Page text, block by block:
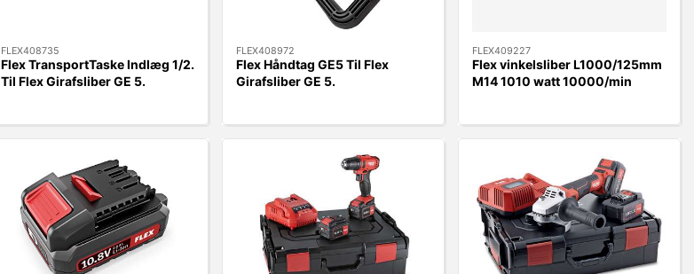
FLEX408735
Flex TransportTaske Indlæg 1/2.
Til Flex Girafsliber GE 5.
FLEX408972
Flex Håndtag GE5 Til Flex
Girafsliber GE 5.
FLEX409227
Flex vinkelsliber L1000/125mm
M14 1010 watt 10000/min